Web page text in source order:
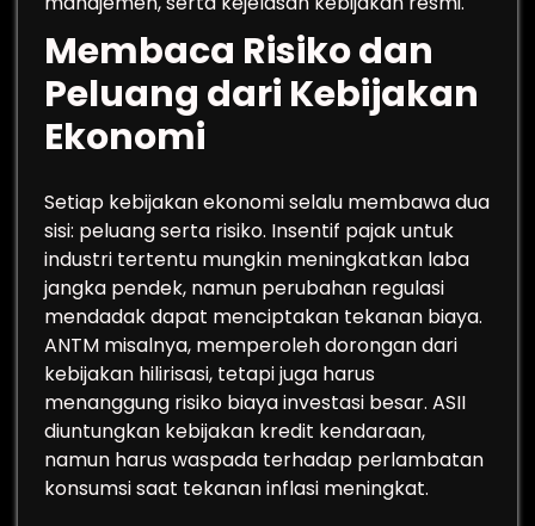
Membaca Risiko dan
Peluang dari Kebijakan
Ekonomi
Setiap kebijakan ekonomi selalu membawa dua
sisi: peluang serta risiko. Insentif pajak untuk
industri tertentu mungkin meningkatkan laba
jangka pendek, namun perubahan regulasi
mendadak dapat menciptakan tekanan biaya.
ANTM misalnya, memperoleh dorongan dari
kebijakan hilirisasi, tetapi juga harus
menanggung risiko biaya investasi besar. ASII
diuntungkan kebijakan kredit kendaraan,
namun harus waspada terhadap perlambatan
konsumsi saat tekanan inflasi meningkat.